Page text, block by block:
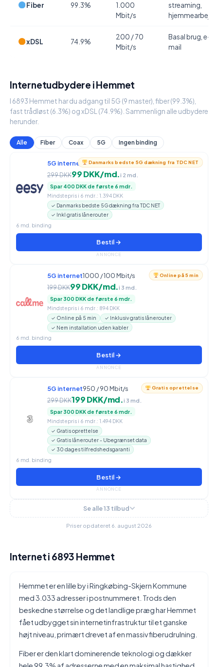
Fiber 99.3%
1.000
Mbit/s
streaming,
hjemmearbejde
xDSL 74.9%
200 / 70
Mbit/s
Basal brug, e-
mail
Internetudbydere i Hemmet
I 6893 Hemmet har du adgang til 5G (9 master), fiber (99.3%),
fast trådløst (6.3%) og xDSL (74.9%). Sammenlign alle udbydere
herunder.
Alle Fiber Coax 5G Ingen binding
Danmarks bedste 5G dækning fra TDC NET
5G internet950 / 90 Mbit/s
299 DKK99 DKK/md.i 2 md.
Spar 400 DKK de første 6 mdr.
Mindstepris i 6 mdr.: 1.394 DKK
✓ Danmarks bedste 5G dækning fra TDC NET
✓ Inkl gratis lånerouter
6 md. binding
Bestil →
ANNONCE
Online på 5 min
5G internet1000 / 100 Mbit/s
199 DKK99 DKK/md.i 3 md.
Spar 300 DKK de første 6 mdr.
Mindstepris i 6 mdr.: 894 DKK
✓ Online på 5 min
✓ Inklusiv gratis lånerouter
✓ Nem installation uden kabler
6 md. binding
Bestil →
ANNONCE
Gratis oprettelse
5G internet950 / 90 Mbit/s
299 DKK199 DKK/md.i 3 md.
Spar 300 DKK de første 6 mdr.
Mindstepris i 6 mdr.: 1.494 DKK
✓ Gratis oprettelse
✓ Gratis lånerouter - Ubegrænset data
✓ 30 dages tilfredshedsgaranti
6 md. binding
Bestil →
ANNONCE
Se alle 13 tilbud
Priser opdateret 6. august 2026
Internet i 6893 Hemmet
Hemmet er en lille by i Ringkøbing-Skjern Kommune
med 3.033 adresser i postnummeret. Trods den
beskedne størrelse og det landlige præg har Hemmet
fået udbygget sin internetinfrastruktur til et ganske
højt niveau, primært drevet af en massiv fiberudrulning.
Fiber er den klart dominerende teknologi og dækker